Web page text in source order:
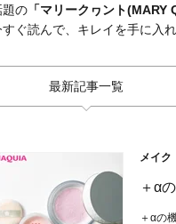
題の 「マリークヮント(MARY
すぐ読んで、キレイを手に入れ
最新記事一覧
メイク
＋α
＋αの